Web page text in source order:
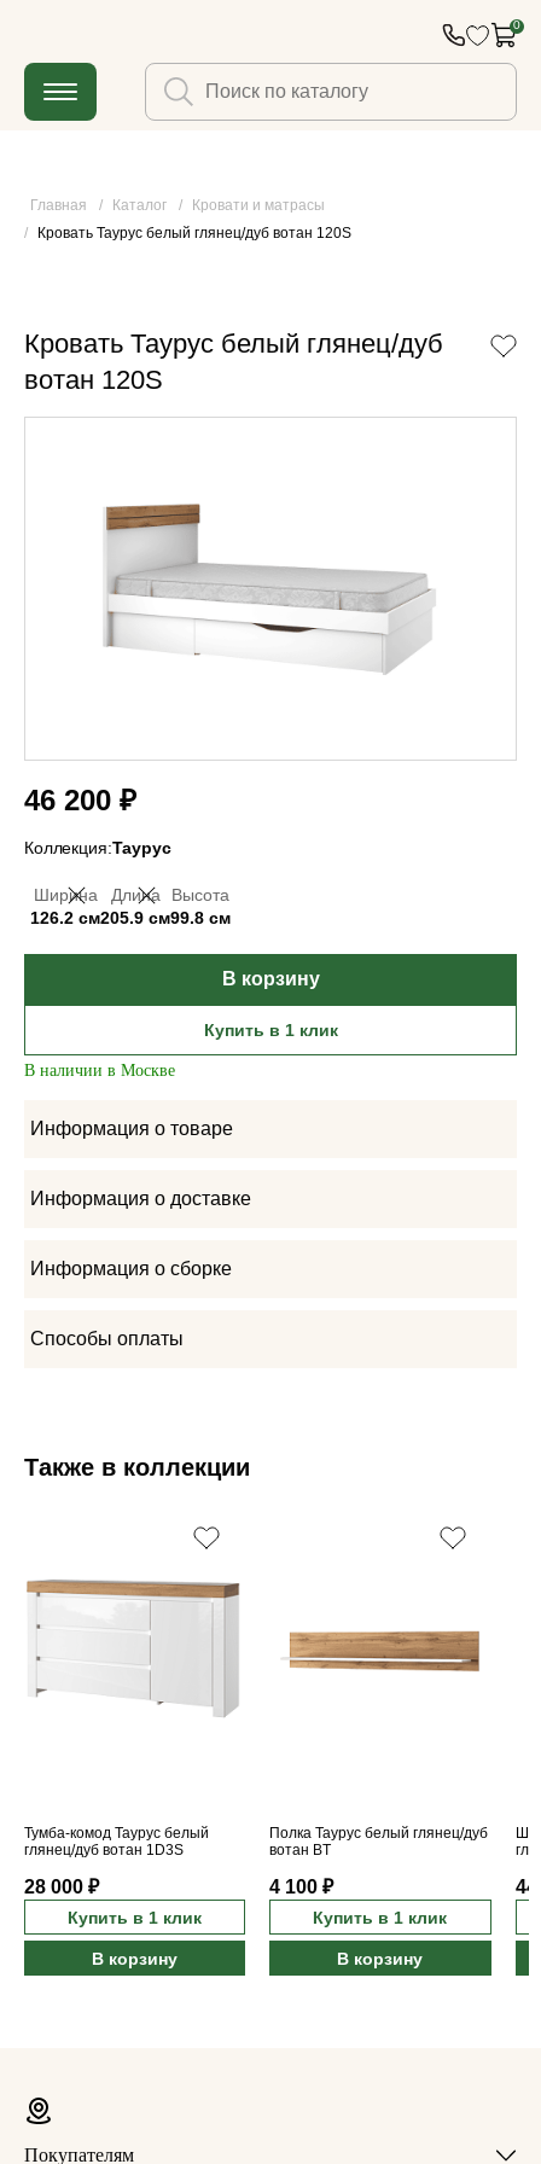
0
Главная / Каталог /
Кровати и матрасы
/
Кровать Таурус белый глянец/дуб вотан 120S
Кровать Таурус белый глянец/дуб
вотан 120S
46 200 ₽
Коллекция:Таурус
Ширина
126.2 см
Длина
205.9 см
Высота
99.8 см
В корзину
Купить в 1 клик
В наличии в Москве
Информация о товаре
Информация о доставке
Информация о сборке
Способы оплаты
Также в коллекции
Тумба-комод Таурус белый
глянец/дуб вотан 1D3S
28 000 ₽
Купить в 1 клик
В корзину
Полка Таурус белый глянец/дуб
вотан BT
4 100 ₽
Купить в 1 клик
В корзину
44
Покупателям